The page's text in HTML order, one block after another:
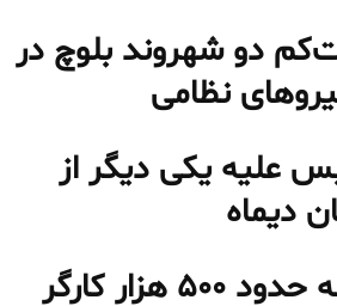
دو شهروند بلوچ در
نظامی
علیه یکی دیگر از
دیماه
قطع شدن بیمه حدود ۵۰۰ هزار کارگر